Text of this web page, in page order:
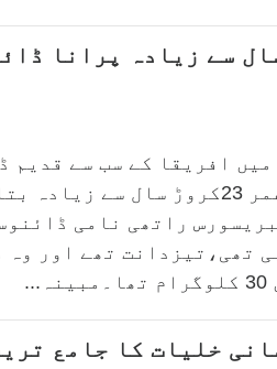
میں23 کروڑسال سے زیادہ پرانا
افریقا کے سب سے قدیم
کودریافت کیا ہے۔اس کی عمر 23کروڑ سال
راتھی نامی
تھی،تیزدانت تھے اور وہ